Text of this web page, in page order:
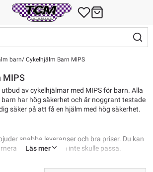
barn Cykelhjälm Barn MIPS
MIPS
av cykelhjälmar med MIPS för barn. Alla
har hög säkerhet och är noggrant testade
säker på att få en hjälm med hög säkerhet.
snabba leveranser och bra priser. Du kan
hjälmen om den inte skulle passa.
Läs mer